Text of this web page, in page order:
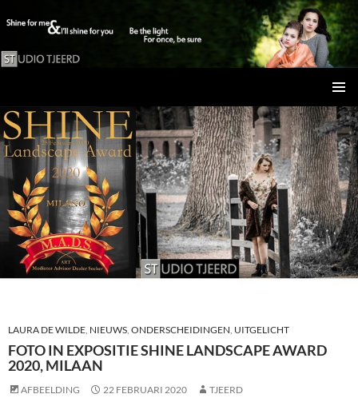
MENU
NAAR
DE
INHOUD
LAURA DE WILDE, NIEUWS, ONDERSCHEIDINGEN, UITGELICHT
FOTO IN EXPOSITIE SHINE LANDSCAPE AWARD
2020, MILAAN
AFBEELDING 22 FEBRUARI 2020 TJEERD